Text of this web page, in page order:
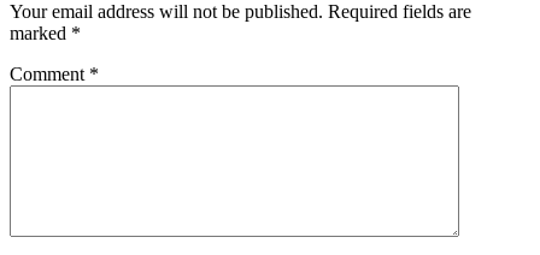
Your email address will not be published. Required fields are
marked *
Comment *